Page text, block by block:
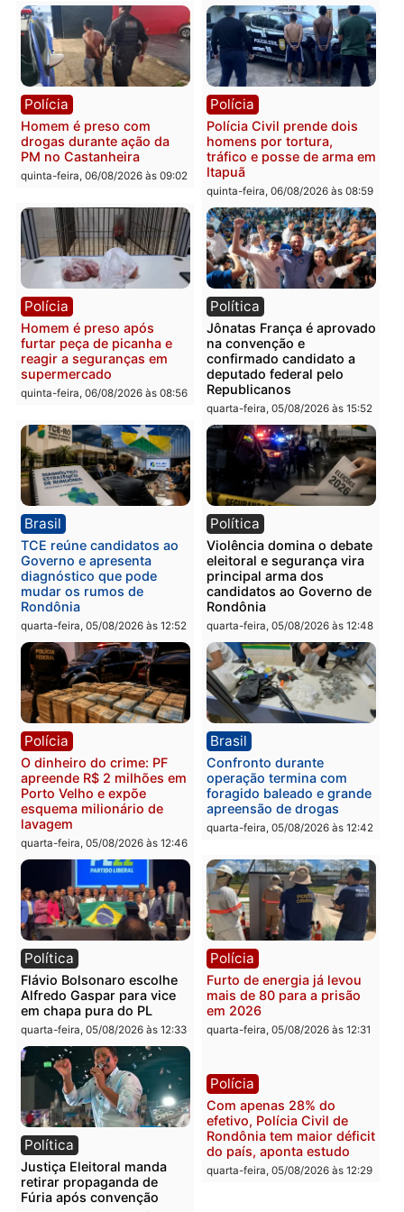
Polícia
Policiais militares
recuperam moto furtada e
prendem trio na zona
Leste
quinta-feira, 06/08/2026 às 09:28
Polícia
Jovem é encontrado
na Rua dos Cravos e
é investigado pela
em RO
quinta-feira, 06/08/2026 às
Polícia
Homem é esfaqueado no
tórax durante briga com
vizinho no bairro Ulysses
Guimarães
quinta-feira, 06/08/2026 às 09:24
Polícia
Três suspeitos ligados a
facção criminosa são
presos por receptação e
adulteração de veículos
em Porto Velho
quinta-feira, 06/08/2026 às
Polícia
Homem é preso com
drogas durante ação da
PM no Castanheira
quinta-feira, 06/08/2026 às 09:02
Polícia
Polícia Civil prende dois
homens por tortura,
tráfico e posse de arma
Itapuã
quinta-feira, 06/08/2026 às
Polícia
Homem é preso após
furtar peça de picanha e
reagir a seguranças em
supermercado
quinta-feira, 06/08/2026 às 08:56
Política
Jônatas França é
na convenção e
confirmado candidato a
deputado federal pelo
Republicanos
quarta-feira, 05/08/2026 às
Brasil
TCE reúne candidatos ao
Governo e apresenta
diagnóstico que pode
mudar os rumos de
Rondônia
quarta-feira, 05/08/2026 às 12:52
Política
Violência domina o
eleitoral e segurança vira
Rondônia
quarta-feira, 05/08/2026 às